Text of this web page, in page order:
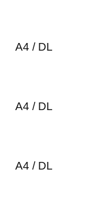
A4 / DL
A4 / DL
A4 / DL